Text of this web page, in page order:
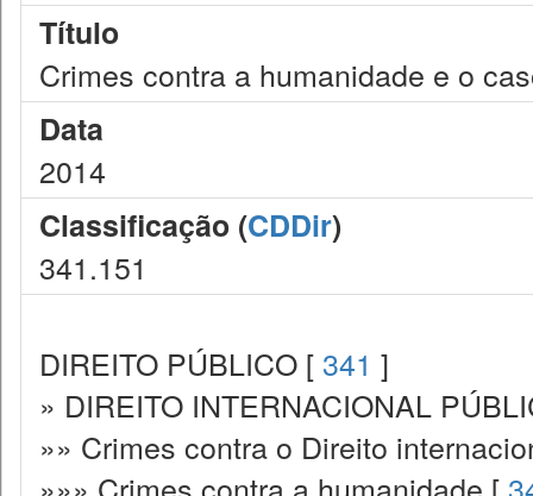
Título
Crimes contra a humanidade e o
Data
2014
Classificação (CDDir)
341.151
DIREITO PÚBLICO [ 341 ]
» DIREITO INTERNACIONAL
»» Crimes contra o Direito